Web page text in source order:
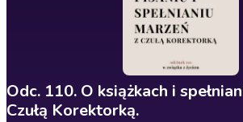
Odc. 110. O książkach i
Czułą Korektorką.